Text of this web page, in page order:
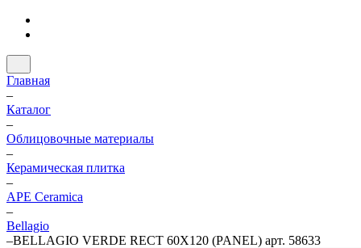
Главная
–
Каталог
–
Облицовочные материалы
–
Керамическая плитка
–
APE Ceramica
–
Bellagio
–BELLAGIO VERDE RECT 60X120 (PANEL) арт. 58633